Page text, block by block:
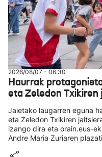
2026/08/07 - 06:30
Haurrak
eta Zeledon
Jaietako laugarren eguna
eta Zeledon Txikiren
izango dira eta orain.eus-
Andre Maria Zuriaren